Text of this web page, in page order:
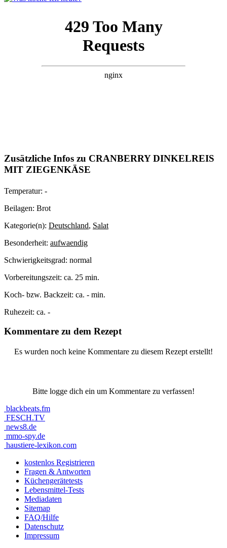
Zusätzliche Infos zu CRANBERRY DINKELREIS
MIT ZIEGENKÄSE
Temperatur: -
Beilagen: Brot
Kategorie(n): Deutschland, Salat
Besonderheit: aufwaendig
Schwierigkeitsgrad: normal
Vorbereitungszeit: ca. 25 min.
Koch- bzw. Backzeit: ca. - min.
Ruhezeit: ca. -
Kommentare zu dem Rezept
Es wurden noch keine Kommentare zu diesem Rezept erstellt!
Bitte logge dich ein um Kommentare zu verfassen!
blackbeats.fm
FESCH.TV
news8.de
mmo-spy.de
haustiere-lexikon.com
kostenlos Registrieren
Fragen & Antworten
Küchengerätetests
Lebensmittel-Tests
Mediadaten
Sitemap
FAQ/Hilfe
Datenschutz
Impressum